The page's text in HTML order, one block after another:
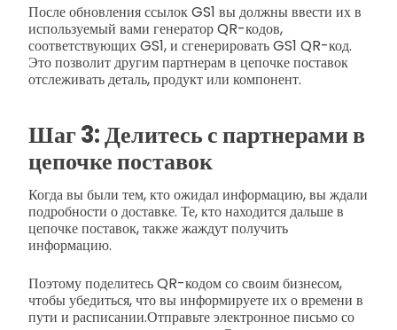
После обновления ссылок GS1 вы должны ввести их в
используемый вами генератор QR-кодов,
соответствующих GS1, и сгенерировать GS1 QR-код.
Это позволит другим партнерам в цепочке поставок
отслеживать деталь, продукт или компонент.
Шаг 3: Делитесь с партнерами в
цепочке поставок
Когда вы были тем, кто ожидал информацию, вы ждали
подробности о доставке. Те, кто находится дальше в
цепочке поставок, также жаждут получить
информацию.
Поэтому поделитесь QR-кодом со своим бизнесом,
чтобы убедиться, что вы информируете их о времени в
пути и расписании.Отправьте электронное письмо со